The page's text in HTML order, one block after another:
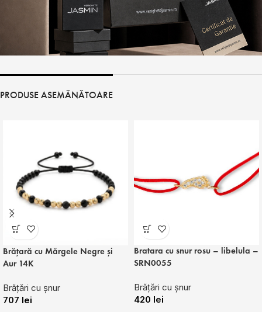
PRODUSE ASEMĂNĂTOARE
Brățară cu Mărgele Negre și
Aur 14K
Brățări cu șnur
707 lei
Bratara cu snur rosu – libelula –
SRN0055
Brățări cu șnur
420 lei